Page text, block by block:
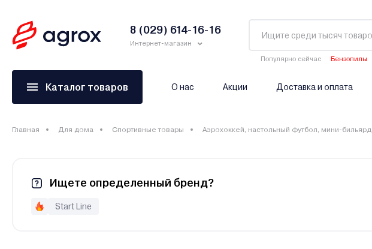
8 (029) 614-16-16
Интернет-магазин
Популярно сейчас Бензопилы
Каталог товаров О нас Акции Доставка и оплата
Главная Для дома Спортивные товары Аэрохоккей, настольный футбол, мини-бильярд
Ищете определенный бренд?
Start Line